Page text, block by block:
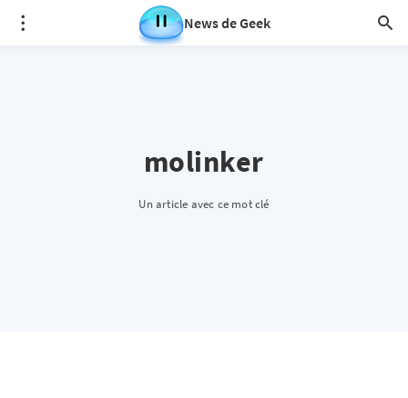
News de Geek
molinker
Un article avec ce mot clé